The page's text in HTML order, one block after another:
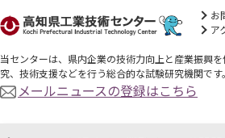
お
ア
当センターは、県内企業の技術力向上と産業振興
究、技術支援などを行う総合的な試験研究機関です。
メールニュースの登録はこちら